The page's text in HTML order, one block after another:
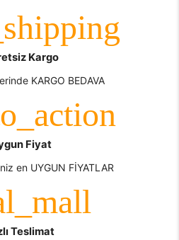
Kargo
KARGO BEDAVA
Fiyat
en UYGUN FİYATLAR
Teslimat